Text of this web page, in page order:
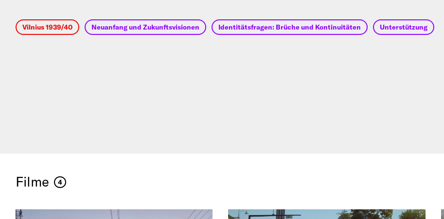
Vilnius 1939/40 Neuanfang und Zukunftsvisionen Identitätsfragen: Brüche und Kontinuitäten Unterstützung
Filme 4